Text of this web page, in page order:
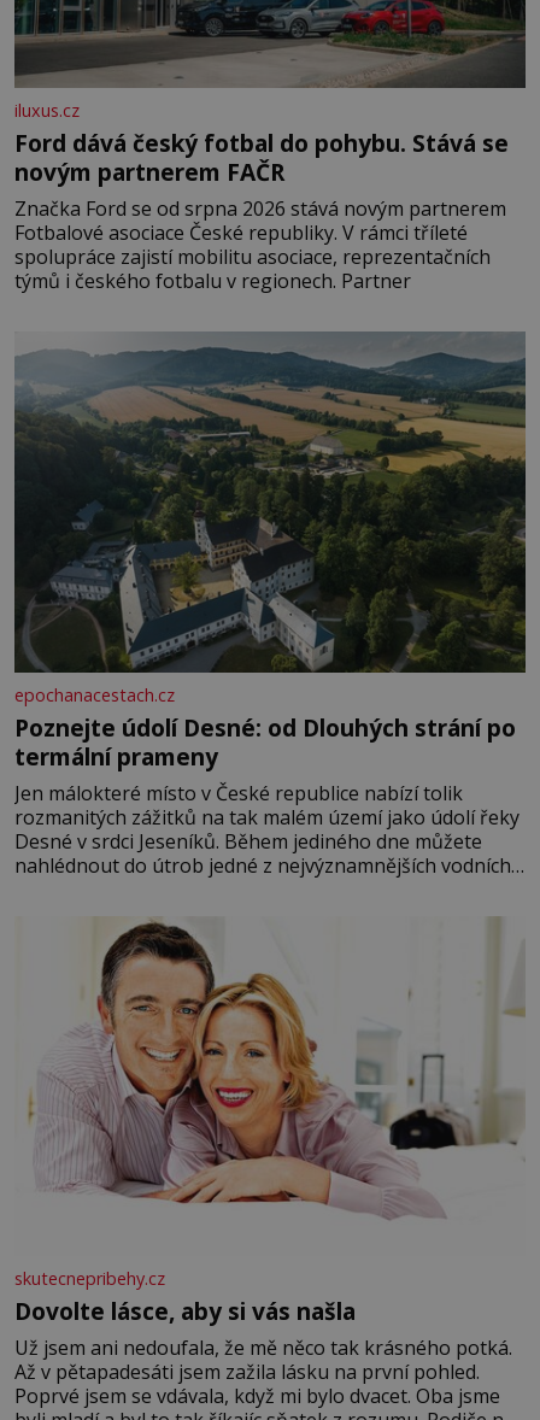
iluxus.cz
Ford dává český fotbal do pohybu. Stává se
novým partnerem FAČR
Značka Ford se od srpna 2026 stává novým partnerem
Fotbalové asociace České republiky. V rámci tříleté
spolupráce zajistí mobilitu asociace, reprezentačních
týmů i českého fotbalu v regionech. Partner
epochanacestach.cz
Poznejte údolí Desné: od Dlouhých strání po
termální prameny
Jen málokteré místo v České republice nabízí tolik
rozmanitých zážitků na tak malém území jako údolí řeky
Desné v srdci Jeseníků. Během jediného dne můžete
nahlédnout do útrob jedné z nejvýznamnějších vodních
se na koloběžce a den zakončit poznáváním památek ve
Velkých Losinách nebo v termálním
skutecnepribehy.cz
Dovolte lásce, aby si vás našla
Už jsem ani nedoufala, že mě něco tak krásného potká.
Až v pětapadesáti jsem zažila lásku na první pohled.
Poprvé jsem se vdávala, když mi bylo dvacet. Oba jsme